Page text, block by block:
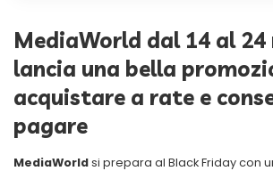
MediaWorld dal 14 al 24
lancia una bella
acquistare a rate e
pagare
MediaWorldsi prepara al Black Friday con